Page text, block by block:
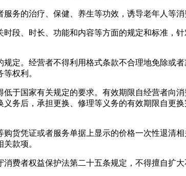
的治疗、保健、养生等功效，诱导老年人等消
段、时长、功能和内容等方面的规定和标准，
定。经营者不得利用格式条款不合理地免除或
权利。
于国家有关规定的要求。有效期限自经营者向
务后，承担更换、修理等义务的有效期限自更
货凭证或者服务单据上显示的价格一次性退清
款项。
者权益保护法第二十五条规定，不得擅自扩大